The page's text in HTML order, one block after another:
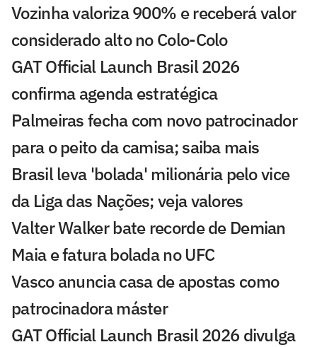
Vozinha valoriza 900% e receberá valor
considerado alto no Colo-Colo
GAT Official Launch Brasil 2026
confirma agenda estratégica
Palmeiras fecha com novo patrocinador
para o peito da camisa; saiba mais
Brasil leva 'bolada' milionária pelo vice
da Liga das Nações; veja valores
Valter Walker bate recorde de Demian
Maia e fatura bolada no UFC
Vasco anuncia casa de apostas como
patrocinadora máster
GAT Official Launch Brasil 2026 divulga